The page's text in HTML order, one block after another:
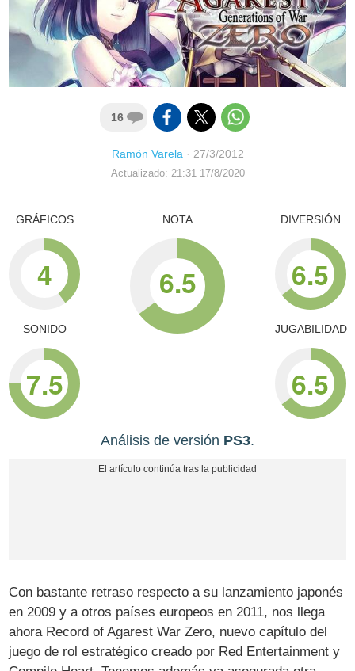
16
Ramón Varela · 27/3/2012
Actualizado: 21:31 17/8/2020
GRÁFICOS
4
SONIDO
7.5
NOTA
6.5
DIVERSIÓN
6.5
JUGABILIDAD
6.5
Análisis de versión PS3.
Con bastante retraso respecto a su lanzamiento japonés
en 2009 y a otros países europeos en 2011, nos llega
ahora Record of Agarest War Zero, nuevo capítulo del
juego de rol estratégico creado por Red Entertainment y